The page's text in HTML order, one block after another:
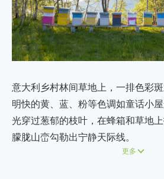
意大利乡村林间草地上，一排色彩
明快的黄、蓝、粉等色调如童话小
光穿过葱郁的枝叶，在蜂箱和草地
朦胧山峦勾勒出宁静天际线。
更多